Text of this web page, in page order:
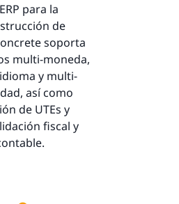
para la
de
soporta
multi-moneda,
y multi-
así como
de UTEs y
fiscal y